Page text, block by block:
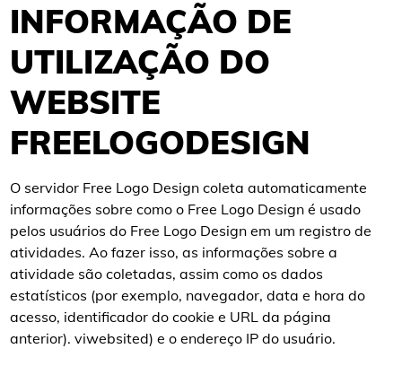
INFORMAÇÃO DE
UTILIZAÇÃO DO
WEBSITE
FREELOGODESIGN
O servidor Free Logo Design coleta automaticamente
informações sobre como o Free Logo Design é usado
pelos usuários do Free Logo Design em um registro de
atividades. Ao fazer isso, as informações sobre a
atividade são coletadas, assim como os dados
estatísticos (por exemplo, navegador, data e hora do
acesso, identificador do cookie e URL da página
anterior). viwebsited) e o endereço IP do usuário.